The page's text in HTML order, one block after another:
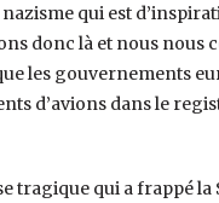
nazisme qui est
donc là et nous nous
les gouvernements
d’avions dans le
tragique qui a frappé